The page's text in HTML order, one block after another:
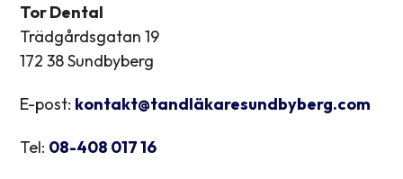
Tor Dental
Trädgårdsgatan 19
172 38 Sundbyberg
E-post: kontakt@tandläkaresundbyberg.com
Tel: 08-408 017 16